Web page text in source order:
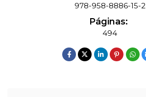
978-958-8886-15-2
Páginas:
494